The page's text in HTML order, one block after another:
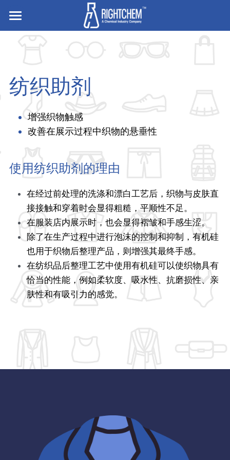
主页
业务与产品
胶粘剂
电子粘接与密封
有机硅凝胶及液体硅胶
食品/纺织/工业/医疗用助剂
杀菌防腐和罐内保护剂
增稠剂和分散剂
纺织助剂
消泡剂
白炭黑
粉末涂料树脂
硅油
有机硅定制
搜索
English
联系我们
纺织助剂
增强织物触感
改善在展示过程中织物的悬垂性
使用纺织助剂的理由
在经过前处理的洗涤和漂白工艺后，织物与皮肤直
接接触和穿着时会显得粗糙，平顺性不足。
在服装店内展示时，也会显得褶皱和手感生涩。
除了在生产过程中进行泡沫的控制和抑制，有机硅
也用于织物后整理产品，则增强其最终手感。
在纺织品后整理工艺中使用有机硅可以使织物具有
恰当的性能，例如柔软度、吸水性、抗磨损性、亲
肤性和有吸引力的感觉。